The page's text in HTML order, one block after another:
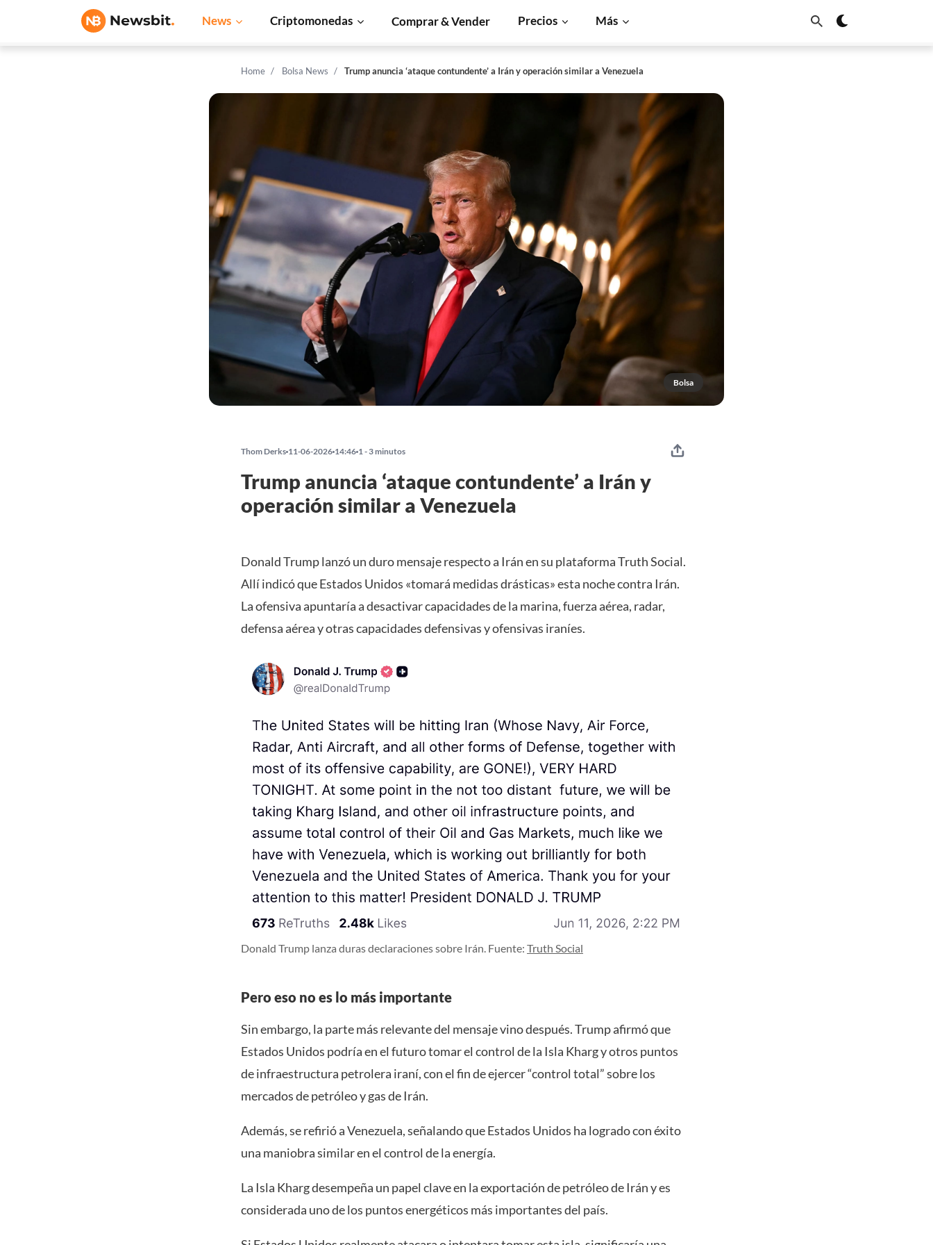
News Criptomonedas Comprar & Vender Precios Más
Home Bolsa News Trump anuncia ‘ataque contundente’ a Irán y operación similar a Venezuela
Bolsa
Thom Derks 11-06-2026 14:46 1 - 3 minutos
Trump anuncia ‘ataque contundente’ a Irán y
operación similar a Venezuela
Donald Trump lanzó un duro mensaje respecto a Irán en su plataforma Truth Social.
Allí indicó que Estados Unidos «tomará medidas drásticas» esta noche contra Irán.
La ofensiva apuntaría a desactivar capacidades de la marina, fuerza aérea, radar,
defensa aérea y otras capacidades defensivas y ofensivas iraníes.
Donald Trump lanza duras declaraciones sobre Irán. Fuente: Truth Social
Pero eso no es lo más importante
Sin embargo, la parte más relevante del mensaje vino después. Trump afirmó que
Estados Unidos podría en el futuro tomar el control de la Isla Kharg y otros puntos
de infraestructura petrolera iraní, con el fin de ejercer “control total” sobre los
mercados de petróleo y gas de Irán.
Además, se refirió a Venezuela, señalando que Estados Unidos ha logrado con éxito
una maniobra similar en el control de la energía.
La Isla Kharg desempeña un papel clave en la exportación de petróleo de Irán y es
considerada uno de los puntos energéticos más importantes del país.